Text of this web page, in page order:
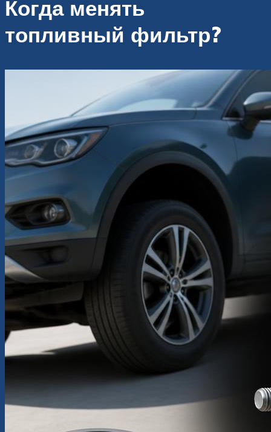
Когда менять
топливный фильтр?